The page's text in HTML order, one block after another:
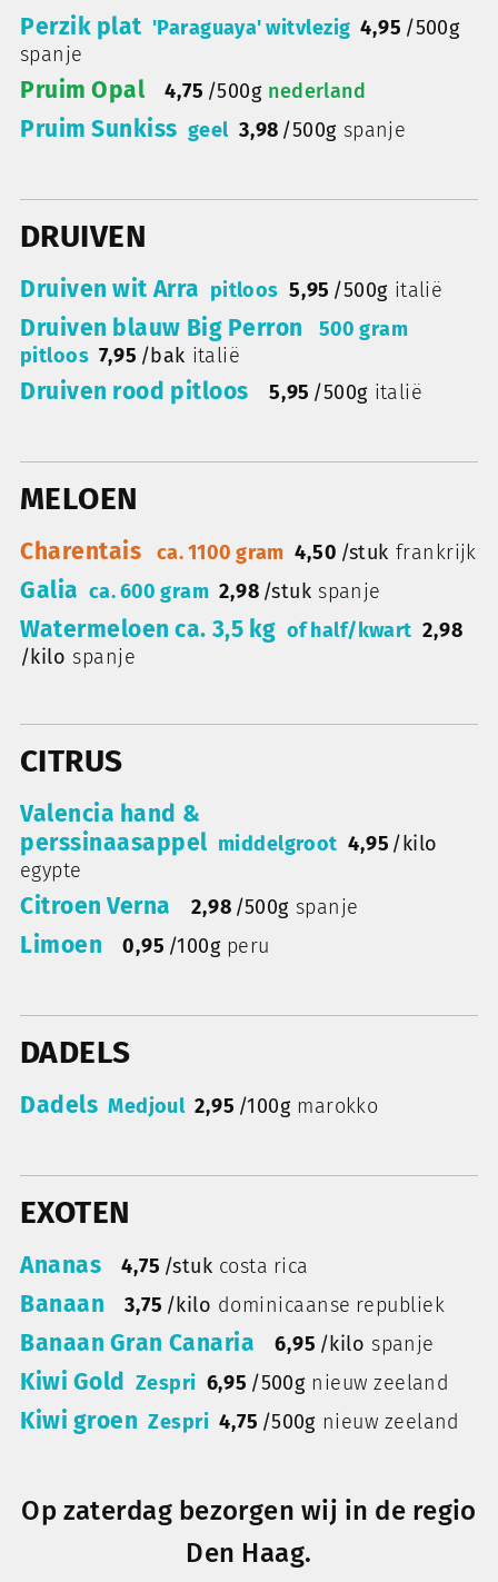
Perzik plat
'Paraguaya' witvlezig 4,95 /500g
spanje
Pruim Opal 4,75 /500g nederland
Pruim Sunkiss geel 3,98 /500g spanje
DRUIVEN
Druiven wit Arra pitloos 5,95 /500g italië
Druiven blauw Big Perron
500 gram
pitloos 7,95 / bak italië
Druiven rood pitloos 5,95 /500g italië
MELOEN
Charentais ca. 1100 gram 4,50 /stuk frankrijk
Galia ca. 600 gram 2,98 /stuk spanje
Watermeloen ca. 3,5 kg of half/kwart 2,98
/ kilo spanje
CITRUS
Valencia hand &
perssinaasappel middelgroot 4,95 / kilo
egypte
Citroen Verna 2,98 /500g spanje
Limoen 0,95 /100g peru
DADELS
Dadels Medjoul 2,95 /100g marokko
EXOTEN
Ananas 4,75 /stuk costa rica
Banaan 3,75 / kilo dominicaanse republiek
Banaan Gran Canaria 6,95 / kilo spanje
Kiwi Gold Zespri 6,95 /500g nieuw zeeland
Kiwi groen Zespri 4,75 /500g nieuw zeeland
Op zaterdag bezorgen wij in de regio
Den Haag.